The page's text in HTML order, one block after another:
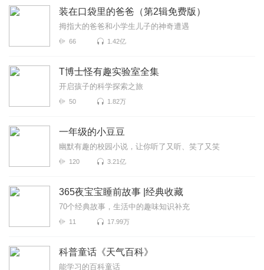
装在口袋里的爸爸（第2辑免费版）
拇指大的爸爸和小学生儿子的神奇遭遇
66 1.42亿
T博士怪有趣实验室全集
开启孩子的科学探索之旅
50 1.82万
一年级的小豆豆
幽默有趣的校园小说，让你听了又听、笑了又笑
120 3.21亿
365夜宝宝睡前故事 |经典收藏
70个经典故事，生活中的趣味知识补充
11 17.99万
科普童话《天气百科》
能学习的百科童话